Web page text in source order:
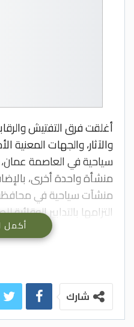
أغلقت فرق التفتيش
سياحية في العاصمة
منشآت سياحية في
التزامها بالتدابير
وتقديم الأرجيلة في
وقالت الوزارة في بيان
المنشآت التي تقدم
محافظات المملكة، مشيرة
المقتضى القانوني بحق
أكمل
شارك